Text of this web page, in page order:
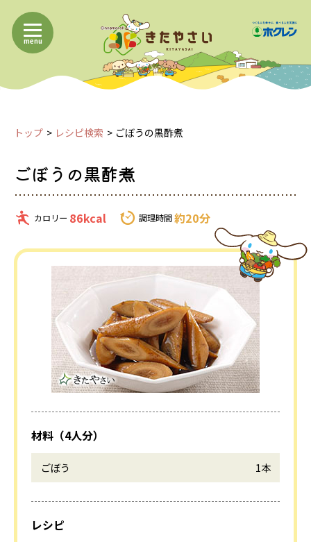
menu
トップ レシピ検索 ごぼうの黒酢煮
ごぼうの黒酢煮
カロリー 86kcal 調理時間 約20分
材料（4人分）
ごぼう 1本
レシピ